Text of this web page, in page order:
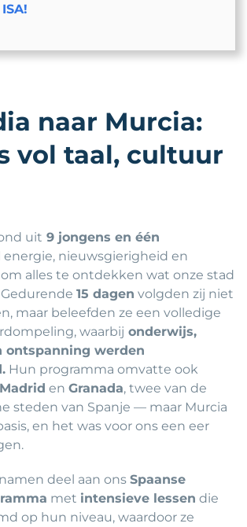
naar Murcia:
vol taal, cultuur
uit 9 jongens en één
energie, nieuwsgierigheid en
alles te ontdekken wat onze stad
15 dagen volgden zij niet
maar beleefden ze een volledige
waarbij onderwijs,
ontspanning werden
Hun programma omvatte ook
Madrid en Granada, twee van de
steden van Spanje — maar Murcia
en het was voor ons een eer
deel aan ons Spaanse
met intensieve lessen die
op hun niveau, waardoor ze